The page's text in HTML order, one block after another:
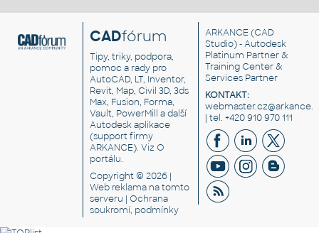
CADfórum
Tipy, triky, podpora,
pomoc a rady pro
AutoCAD, LT, Inventor,
Revit, Map, Civil 3D, 3ds
Max, Fusion, Forma,
Vault, PowerMill a další
Autodesk aplikace
(support firmy
ARKANCE). VizO
portálu.
Copyright © 2026 |
Web reklama na tomto
serveru |Ochrana
soukromí, podmínky
ARKANCE (CAD
Studio) - Autodesk
Platinum Partner &
Training Center &
Services Partner
KONTAKT:
| tel. +420 910 970 111